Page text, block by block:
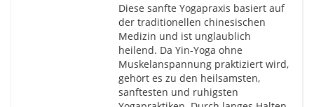
Diese sanfte Yogapraxis basiert auf
der traditionellen chinesischen
Medizin und ist unglaublich
heilend. Da Yin-Yoga ohne
Muskelanspannung praktiziert wird,
gehört es zu den heilsamsten,
sanftesten und ruhigsten